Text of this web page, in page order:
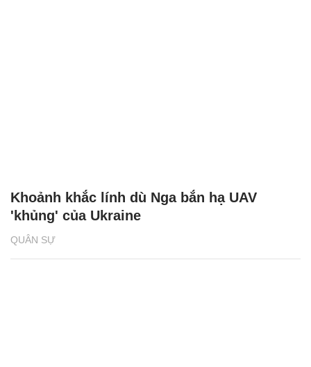
QUÂN SỰ
Khoảnh khắc lính dù Nga bắn hạ UAV
'khủng' của Ukraine